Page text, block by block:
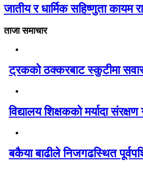
जातीय र धार्मिक सहिष्णुता कायम
ताजा समाचार
ट्रकको ठक्करबाट स्कुटीमा
विद्यालय शिक्षकको मर्यादा
बकैया बाढीले निजगढस्थित